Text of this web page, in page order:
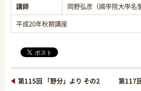
講師
岡野弘彦（國學院大學名
平成20年秋期講座
第115回 「野分」より その2 第117